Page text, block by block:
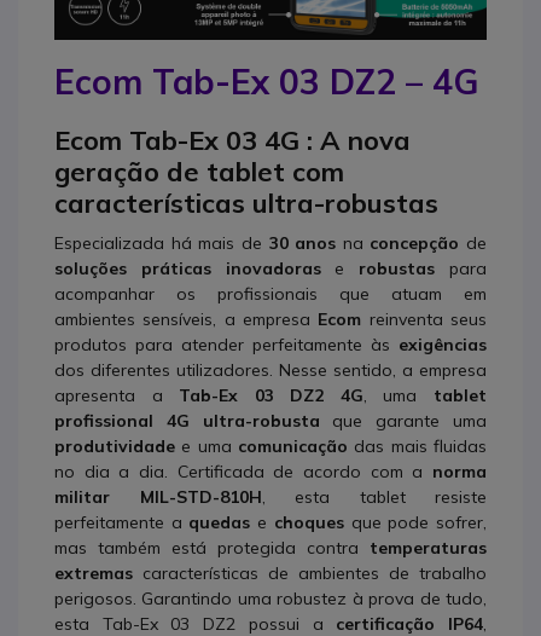
Ecom Tab-Ex 03 DZ2 – 4G
Ecom Tab-Ex 03 4G : A nova
geração de tablet com
características ultra-robustas
Especializada há mais de 30 anos na concepção de
soluções práticas inovadorase robustas para
acompanhar os profissionais que atuam em
ambientes sensíveis, a empresa Ecom reinventa seus
produtos para atender perfeitamente às exigências
dos diferentes utilizadores. Nesse sentido, a empresa
apresenta a Tab-Ex 03 DZ2 4G, uma tablet
profissional 4G ultra-robusta que garante uma
produtividade e uma comunicação das mais fluidas
no dia a dia. Certificada de acordo com a norma
militar MIL-STD-810H, esta tablet resiste
perfeitamente a quedas e choquesque pode sofrer,
mas também está protegida contra temperaturas
extremas características de ambientes de trabalho
perigosos. Garantindo uma robustez à prova de tudo,
esta Tab-Ex 03 DZ2 possui a certificação IP64,